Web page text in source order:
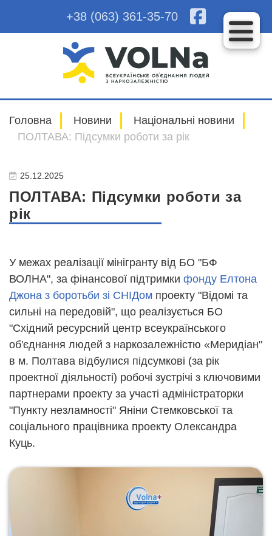
+38 (063) 361-35-70
Головна Новини
Національні новини
ПОЛТАВА: Підсумки роботи за рік
25.12.2025
ПОЛТАВА: Підсумки роботи за
рік
У межах реалізації мінігранту від БО "БФ
ВОЛНА", за фінансової підтримки фонду Елтона
Джона з боротьби зі СНІДом проекту "Відомі та
сильні на передовій", що реалізується БО
"Східний ресурсний центр всеукраїнського
об'єднання людей з наркозалежністю «Меридіан"
в м. Полтава відбулися підсумкові (за рік
проектної діяльності) робочі зустрічі з ключовими
партнерами проекту за участі адміністраторки
"Пункту незламності" Яніни Стемковської та
соціального працівника проекту Олександра
Куць.